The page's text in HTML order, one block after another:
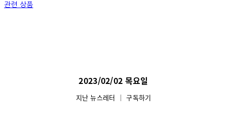
관련 상품
2023/02/02 목요일
지난 뉴스레터 │구독하기